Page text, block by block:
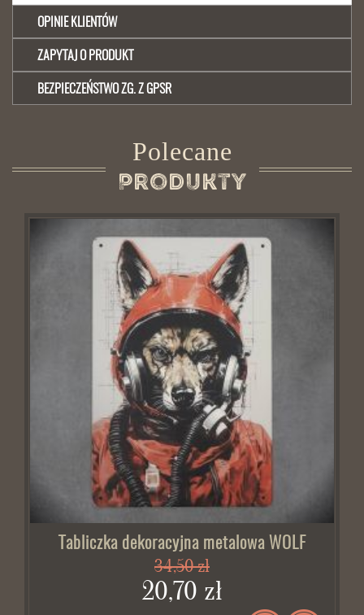
OPINIE KLIENTÓW
ZAPYTAJ O PRODUKT
BEZPIECZEŃSTWO ZG. Z GPSR
Polecane
Produkty
Tabliczka dekoracyjna metalowa WOLF
34,50 zł
20,70 zł